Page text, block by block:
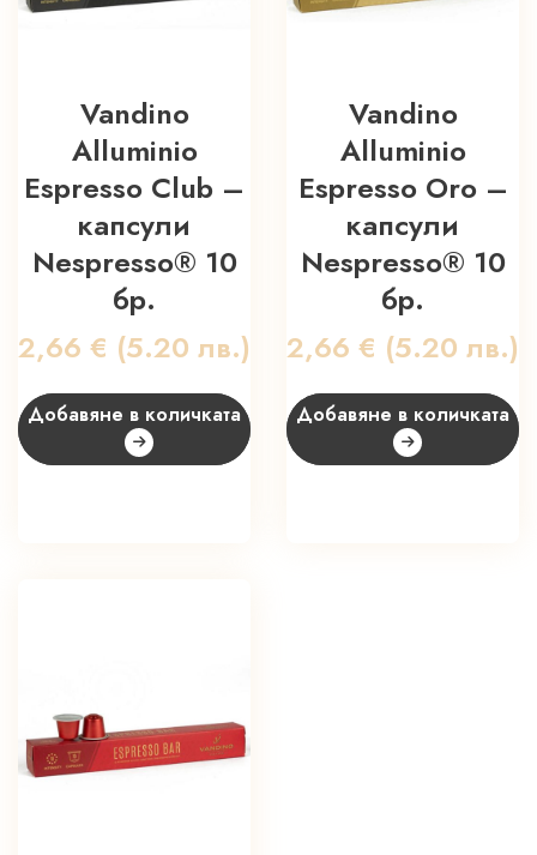
Vandino
Alluminio
Espresso Club –
капсули
Nespresso® 10
бр.
2,66 € (5.20 лв.)
Добавяне в количката
Vandino
Alluminio
Espresso Oro –
капсули
Nespresso® 10
бр.
2,66 € (5.20 лв.)
Добавяне в количката